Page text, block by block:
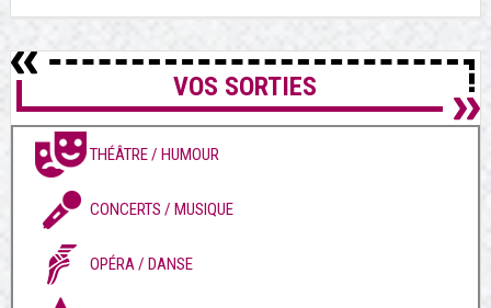
VOS SORTIES
THÉÂTRE / HUMOUR
CONCERTS / MUSIQUE
OPÉRA / DANSE